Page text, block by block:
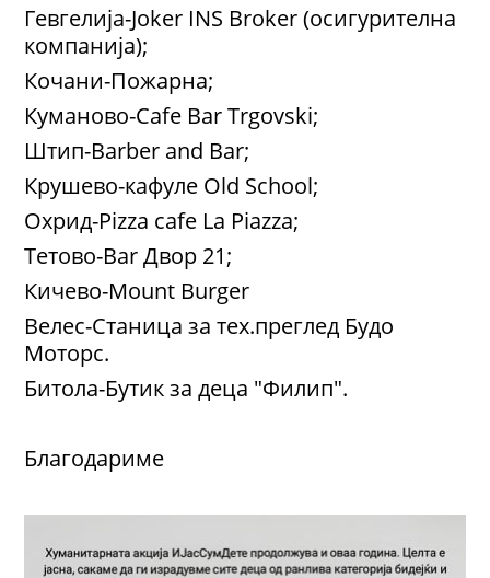
Гевгелија-Joker INS Broker (осигурителна
компанија);
Кочани-Пожарна;
Куманово-Cafe Bar Trgovski;
Штип-Barber and Bar;
Крушево-кафуле Old School;
Охрид-Pizza cafe La Piazza;
Тетово-Bar Двор 21;
Кичево-Mount Burger
Велес-Станица за тех.преглед Будо
Моторс.
Битола-Бутик за деца "Филип".
Благодариме